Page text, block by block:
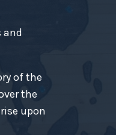
and
of the
the
upon